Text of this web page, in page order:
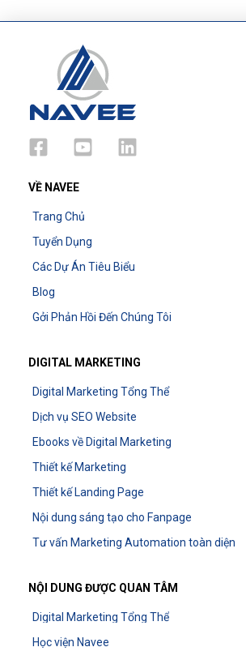
VỀ NAVEE
Trang Chủ
Tuyển Dụng
Các Dự Án Tiêu Biểu
Blog
Gởi Phản Hồi Đến Chúng Tôi
DIGITAL MARKETING
Digital Marketing Tổng Thể
Dịch vụ SEO Website
Ebooks về Digital Marketing
Thiết kế Marketing
Thiết kế Landing Page
Nội dung sáng tạo cho Fanpage
Tư vấn Marketing Automation toàn diện
NỘI DUNG ĐƯỢC QUAN TÂM
Digital Marketing Tổng Thể
Học viện Navee